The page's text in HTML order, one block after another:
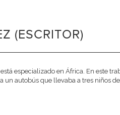
(ESCRITOR)
especializado en África. En este
un autobús que llevaba a tres niños